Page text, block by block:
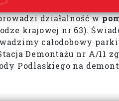
działalność w
krajowej nr 63).
całodobowy
Demontażu nr A/11
Podlaskiego na